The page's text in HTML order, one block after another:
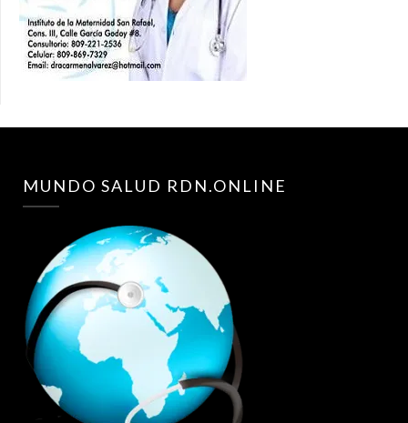
MUNDO SALUD RDN.ONLINE